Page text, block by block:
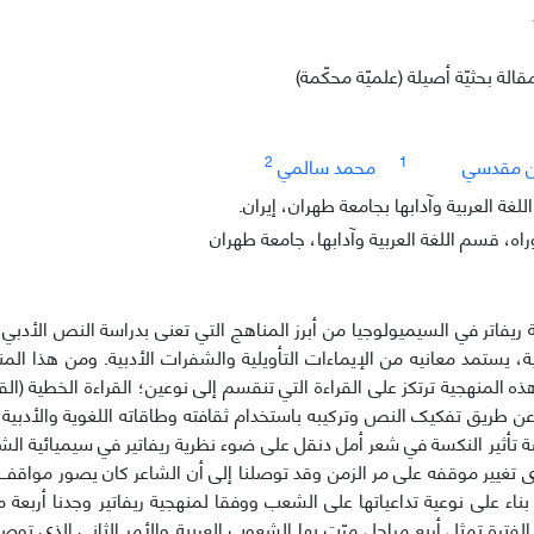
بحثيّة أصيلة (علميّة محكّمة)
مقدسي 1 محمد سالمي 2
العربية وآدابها بجامعة طهران، إيران.
قسم اللغة العربية وآدابها، جامعة طهران
ريفاتر في السيميولوجيا من أبرز المناهج التي تعنى بدراسة النص
يستمد معانيه من الإيماءات التأويلية والشفرات الأدبية. ومن هذا
المنهجية ترتکز على القراءة التي تنقسم إلى نوعين؛ القراءة الخطية
طريق تفکيک النص وترکيبه باستخدام ثقافته وطاقاته اللغوية
تأثير النکسة في شعر أمل دنقل على ضوء نظرية ريفاتير في
موقفه على مر الزمن وقد توصلنا إلى أن الشاعر کان يصور مواقف
على نوعية تداعياتها على الشعب ووفقا لمنهجية ريفاتير وجدنا